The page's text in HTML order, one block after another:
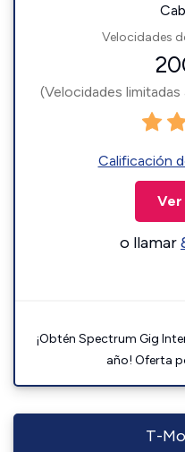
Velocidades
(Velocidades
Calificación
Ver
o llamar
¡Obtén Spectrum Gig
año! Oferta
T-